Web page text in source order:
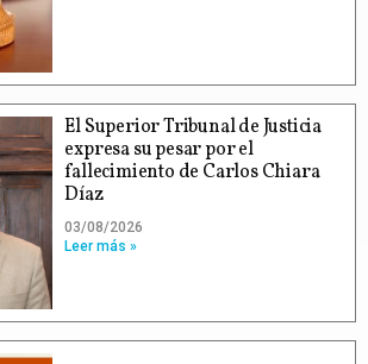
El Superior Tribunal de Justicia
expresa su pesar por el
fallecimiento de Carlos Chiara
Díaz
03/08/2026
Leer más »